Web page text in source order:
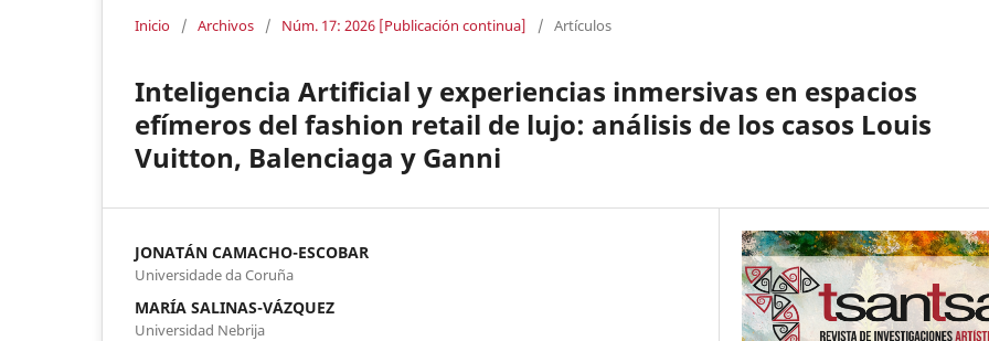
Inicio / Archivos / Núm. 17: 2026 [Publicación continua] / Artículos
Inteligencia Artificial y experiencias inmersivas en espacios
efímeros del fashion retail de lujo: análisis de los casos Louis
Vuitton, Balenciaga y Ganni
JONATÁN CAMACHO-ESCOBAR
Universidade da Coruña
MARÍA SALINAS-VÁZQUEZ
Universidad Nebrija